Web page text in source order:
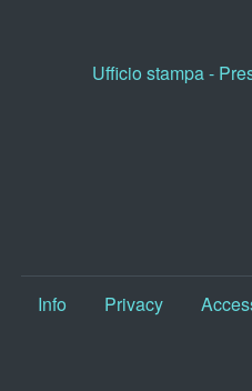
Ufficio stampa -
Info Privacy